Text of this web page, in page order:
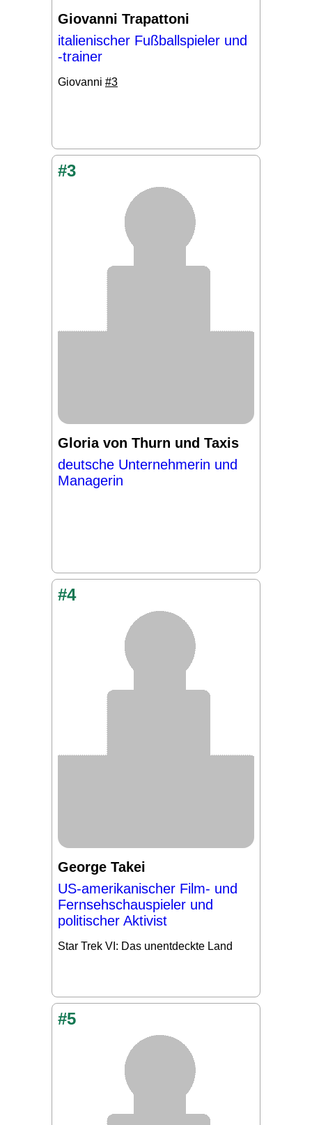
Giovanni Trapattoni
italienischer Fußballspieler und
-trainer
Giovanni #3
#3
Gloria von Thurn und Taxis
deutsche Unternehmerin und
Managerin
#4
George Takei
US-amerikanischer Film- und
Fernsehschauspieler und
politischer Aktivist
Star Trek VI: Das unentdeckte Land
#5